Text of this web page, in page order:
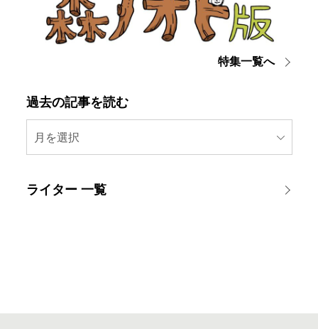
特集一覧へ
過去の記事を読む
月を選択
ライター 一覧